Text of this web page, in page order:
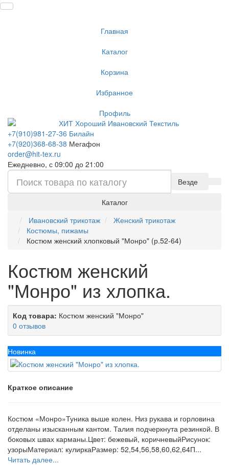
Главная
Каталог
Корзина
Избранное
Профиль
+7(910)981-27-36 Билайн
+7(920)368-68-38 Мегафон
order@hit-tex.ru
Ежедневно, с 09:00 до 21:00
Везде
Каталог
Ивановский трикотаж
Женский трикотаж
Костюмы, пижамы
Костюм женский хлопковый "Монро" (р.52-64)
Костюм женский
"Монро" из хлопка.
Код товара: Костюм женский "Монро"
0 отзывов
Новинка
Краткое описание
Костюм «Монро»Туника выше колен. Низ рукава и горловина
отделаны изысканным кантом. Талия подчеркнута резинкой. В
боковых швах карманы.Цвет: бежевый, коричневыйРисунок:
узорыМатериал: кулиркаРазмер: 52,54,56,58,60,62,64П...
Читать далее...